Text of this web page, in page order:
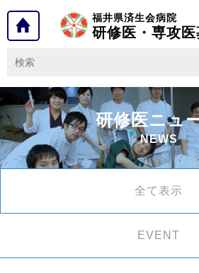
福井県済生会病院
研修医・専攻医
研修医ニュ
NEWS
全て表示
EVENT